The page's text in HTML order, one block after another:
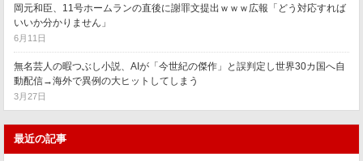
岡元和臣、11号ホームランの直後に謝罪文提出ｗｗｗ広報「どう対応すれば
いいか分かりません」
6月11日
無名芸人の暇つぶし小説、AIが「今世紀の傑作」と誤判定し世界30カ国へ自
動配信→海外で異例の大ヒットしてしまう
3月27日
最近の記事